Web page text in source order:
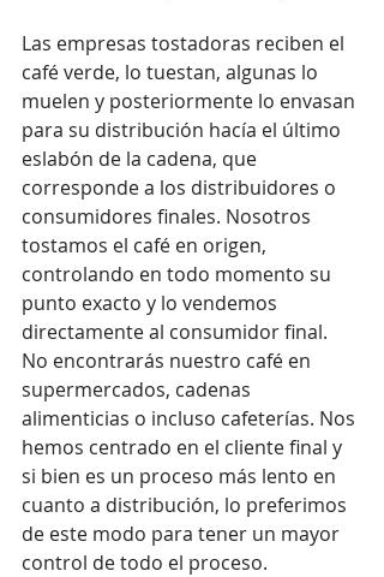
Las empresas tostadoras reciben el
café verde, lo tuestan, algunas lo
muelen y posteriormente lo envasan
para su distribución hacía el último
eslabón de la cadena, que
corresponde a los distribuidores o
consumidores finales. Nosotros
tostamos el café en origen,
controlando en todo momento su
punto exacto y lo vendemos
directamente al consumidor final.
No encontrarás nuestro café en
supermercados, cadenas
alimenticias o incluso cafeterías. Nos
hemos centrado en el cliente final y
si bien es un proceso más lento en
cuanto a distribución, lo preferimos
de este modo para tener un mayor
control de todo el proceso.